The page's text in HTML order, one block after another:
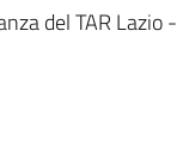
del TAR